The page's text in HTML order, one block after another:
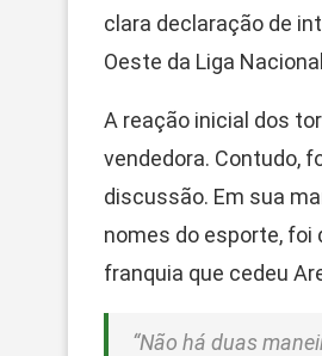
clara declaração de
Oeste da Liga
A reação inicial dos
vendedora. Contudo,
discussão. Em sua
nomes do esporte, foi
franquia que cedeu
“Não há duas